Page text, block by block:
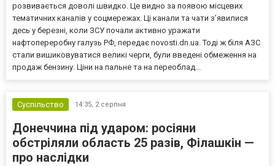
розвивається доволі швидко. Це видно за появою місцевих
тематичних каналів у соцмережах. Ці канали та чати з’явилися
десь у березні, коли ЗСУ почали активно уражати
нафтопереробну галузь РФ, передає novosti.dn.ua. Тоді ж біля АЗС
стали вишиковуватися великі черги, були введені обмеження на
продаж бензину. Ціни на пальне та на переоблад...
Суспільство 14:35, 2 серпня
Донеччина під ударом: росіяни
обстріляли область 25 разів, Філашкін —
про наслідки